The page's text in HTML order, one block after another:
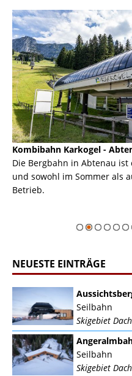
Kombibahn Karkogel -
Die Bergbahn in Abtenau ist
und sowohl im Sommer als
Betrieb.
NEUESTE EINTRÄGE
Seilbahn
Skigebiet
Seilbahn
Skigebiet